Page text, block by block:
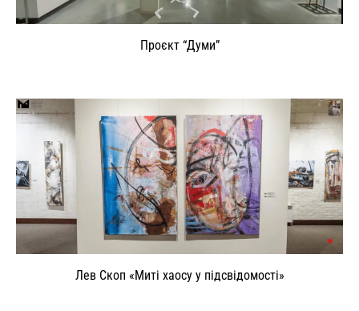
Проєкт “Думи”
Лев Скоп «Миті хаосу у підсвідомості»